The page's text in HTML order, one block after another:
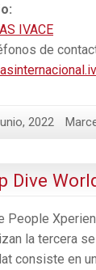
IVACE
de
2022
Dive
People
la tercera
consiste en